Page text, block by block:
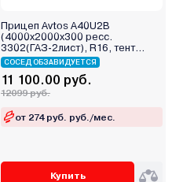
Прицеп Avtos A40U2B
(4000х2000х300 ресс.
3302(ГАЗ-2лист), R16, тент
1200мм 2ос)
СОСЕД ОБЗАВИДУЕТСЯ
11 100.00 руб.
12099 руб.
от 274 руб. руб./мес.
Купить